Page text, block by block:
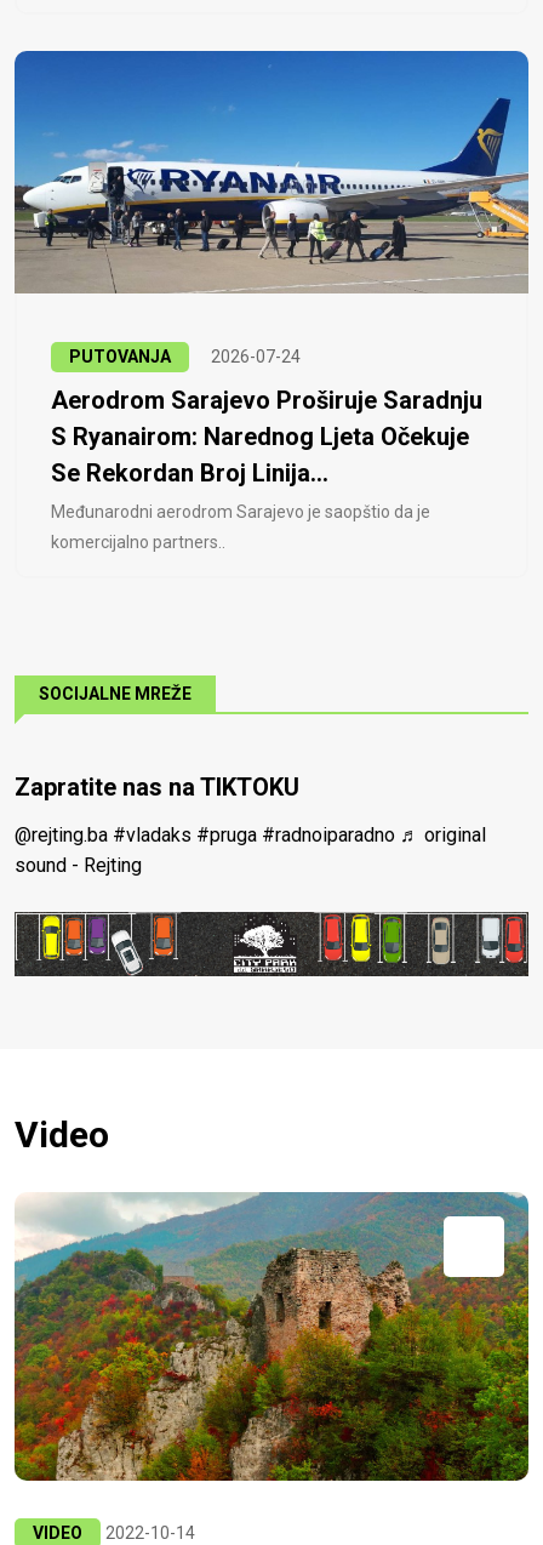
PUTOVANJA 2026-07-24
Aerodrom Sarajevo Proširuje Saradnju
S Ryanairom: Narednog Ljeta Očekuje
Se Rekordan Broj Linija...
Međunarodni aerodrom Sarajevo je saopštio da je
komercijalno partners..
SOCIJALNE MREŽE
Zapratite nas na TIKTOKU
@rejting.ba #vladaks #pruga #radnoiparadno ♬ original
sound - Rejting
Video
VIDEO 2022-10-14